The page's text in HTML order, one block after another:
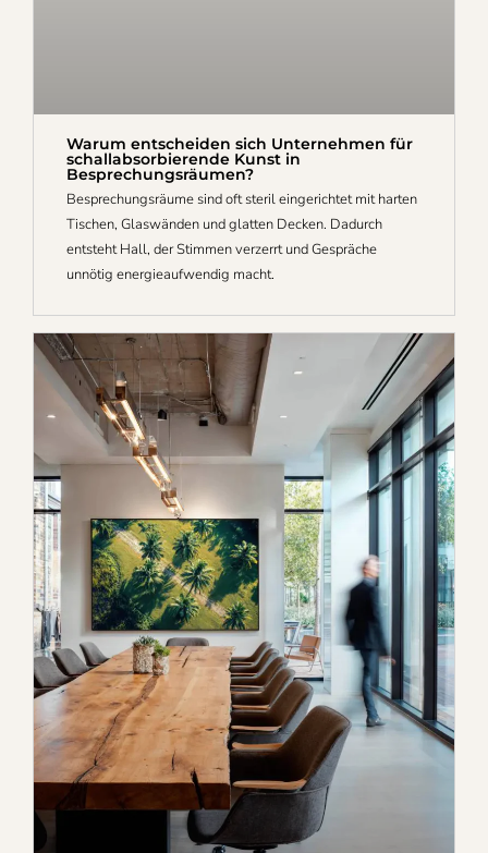
Warum entscheiden sich Unternehmen für
schallabsorbierende Kunst in
Besprechungsräumen?
Besprechungsräume sind oft steril eingerichtet mit harten
Tischen, Glaswänden und glatten Decken. Dadurch
entsteht Hall, der Stimmen verzerrt und Gespräche
unnötig energieaufwendig macht.